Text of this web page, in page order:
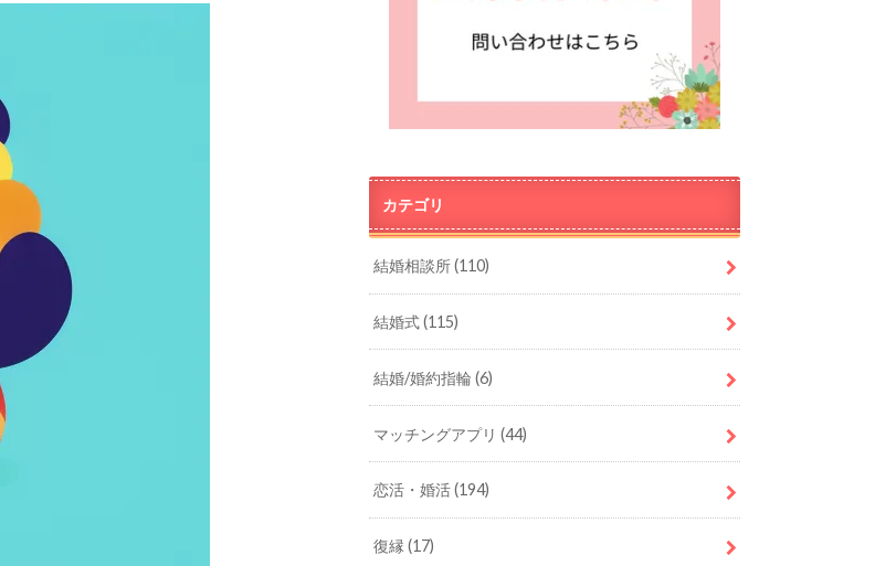
カテゴリ
結婚相談所(110)
結婚式(115)
結婚/婚約指輪(6)
マッチングアプリ(44)
恋活・婚活(194)
復縁(17)